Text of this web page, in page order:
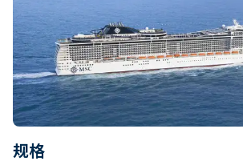
规格